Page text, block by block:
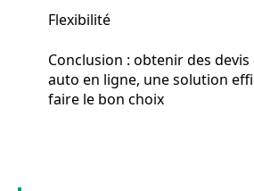
Flexibilité
Conclusion : obtenir des devis
auto en ligne, une solution
faire le bon choix